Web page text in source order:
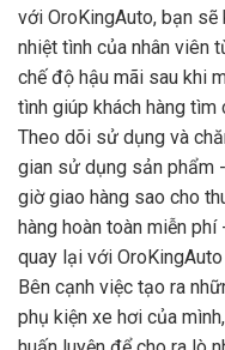
với OroKingAuto, bạn
nhiệt tình của nhân viên
chế độ hậu mãi sau khi
tình giúp khách hàng
Theo dõi sử dụng và
gian sử dụng sản phẩm
giờ giao hàng sao cho
hàng hoàn toàn miễn
quay lại với OroKingAuto
Bên cạnh việc tạo ra
phụ kiện xe hơi của mình,